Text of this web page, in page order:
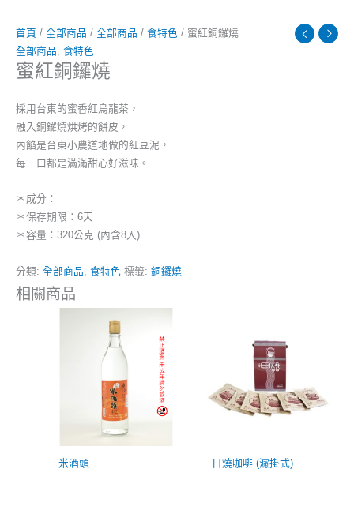
首頁 / 全部商品 / 全部商品 / 食特色 / 蜜紅銅鑼燒
全部商品 食特色
蜜紅銅鑼燒
採用台東的蜜香紅烏龍茶，
融入銅鑼燒烘烤的餅皮，
內餡是台東小農道地做的紅豆泥，
每一口都是滿滿甜心好滋味。
＊成分：
＊保存期限：6天
＊容量：320公克 (內含8入)
分類: 全部商品 食特色 標籤: 銅鑼燒
相關商品
米酒頭 日燒咖啡 (濾掛式)